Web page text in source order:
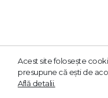
Acest site foloseşte
presupune că eşti de
Află detalii.